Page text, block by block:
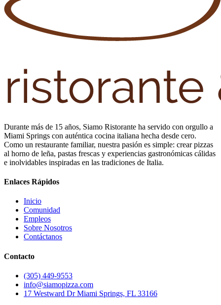
Durante más de 15 años, Siamo Ristorante ha servido con orgullo a
Miami Springs con auténtica cocina italiana hecha desde cero.
Como un restaurante familiar, nuestra pasión es simple: crear pizzas
al horno de leña, pastas frescas y experiencias gastronómicas cálidas
e inolvidables inspiradas en las tradiciones de Italia.
Enlaces Rápidos
Inicio
Comunidad
Empleos
Sobre Nosotros
Contáctanos
Contacto
(305) 449-9553
info@siamopizza.com
17 Westward Dr Miami Springs, FL 33166